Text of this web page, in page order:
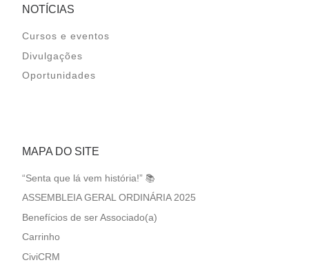
NOTÍCIAS
Cursos e eventos
Divulgações
Oportunidades
MAPA DO SITE
“Senta que lá vem história!” 📚
ASSEMBLEIA GERAL ORDINÁRIA 2025
Benefícios de ser Associado(a)
Carrinho
CiviCRM